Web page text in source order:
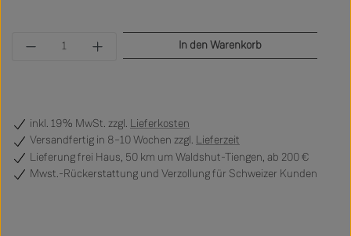
Produkt Anzahl: Gib den gewünschten Wert
In den Warenkorb
inkl. 19% MwSt. zzgl. Lieferkosten
Versandfertig in 8–10 Wochen zzgl. Lieferzeit
Lieferung frei Haus, 50 km um Waldshut-Tiengen, ab 200 €
Mwst.-Rückerstattung und Verzollung für Schweizer Kunden